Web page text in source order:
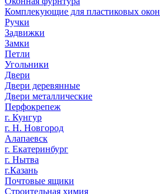
Комплекующие для пластиковых окон
Ручки
Задвижки
Замки
Петли
Угольники
Двери
Двери деревянные
Двери металлические
Перфокрепеж
г. Кунгур
г. Н. Новгород
Алапаевск
г. Екатеринбург
г. Нытва
г.Казань
Почтовые ящики
Строительная химия